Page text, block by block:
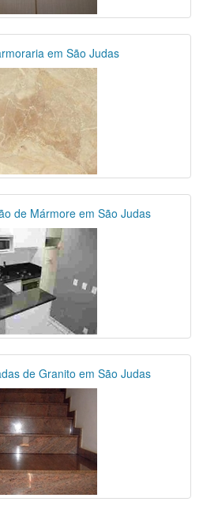
em São Judas
de Mármore em São Judas
de Granito em São Judas